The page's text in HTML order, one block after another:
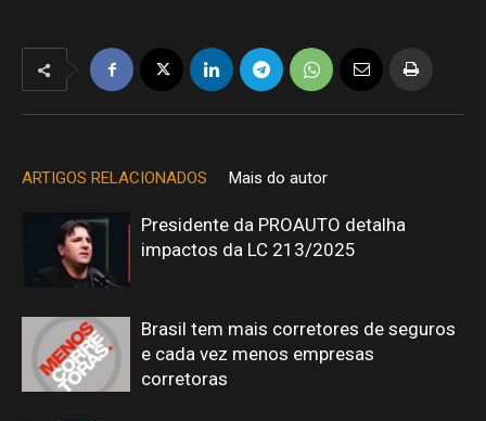
ARTIGOS RELACIONADOS Mais do autor
Presidente da PROAUTO detalha
impactos da LC 213/2025
Brasil tem mais corretores de seguros
e cada vez menos empresas
corretoras